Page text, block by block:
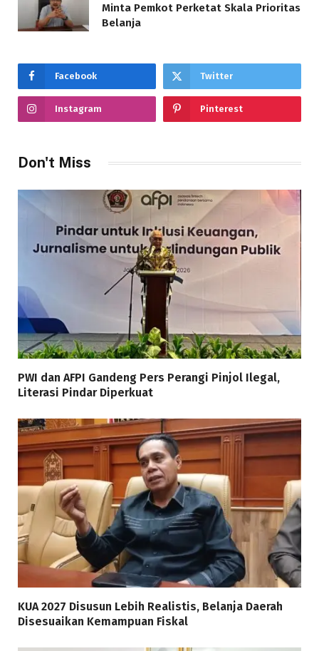
Minta Pemkot Perketat Skala Prioritas
Belanja
Facebook Twitter
Instagram Pinterest
Don't Miss
PWI dan AFPI Gandeng Pers Perangi Pinjol Ilegal,
Literasi Pindar Diperkuat
KUA 2027 Disusun Lebih Realistis, Belanja Daerah
Disesuaikan Kemampuan Fiskal